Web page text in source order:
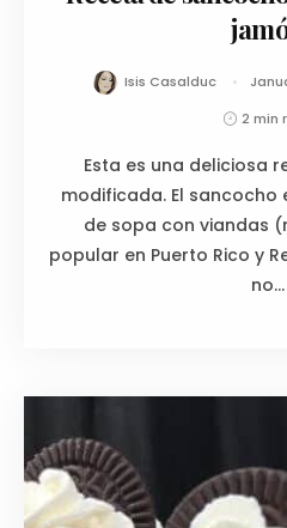
Isis Casalduc
2 min
Esta es una deliciosa
modificada. El sancocho
de sopa con viandas
popular en Puerto Rico y
no...